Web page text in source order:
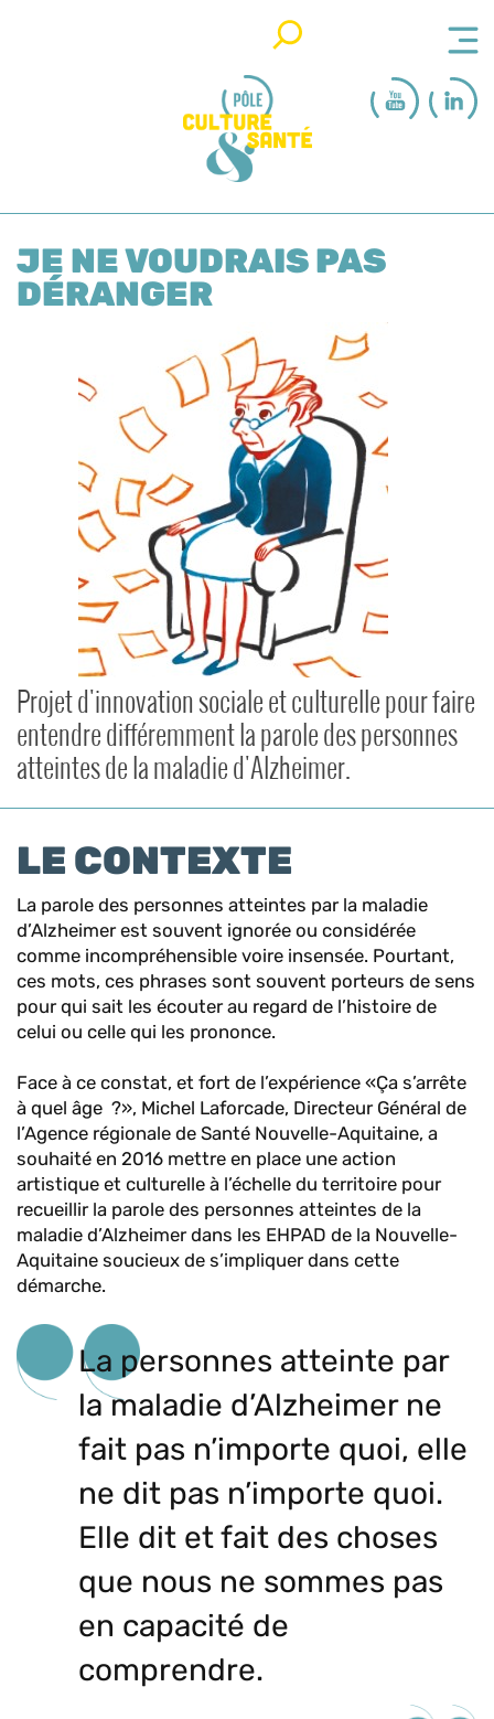
JE NE VOUDRAIS PAS
DÉRANGER
Projet d'innovation sociale et culturelle pour faire
entendre différemment la parole des personnes
atteintes de la maladie d'Alzheimer.
LE CONTEXTE
La parole des personnes atteintes par la maladie
d’Alzheimer est souvent ignorée ou considérée
comme incompréhensible voire insensée. Pourtant,
ces mots, ces phrases sont souvent porteurs de sens
pour qui sait les écouter au regard de l’histoire de
celui ou celle qui les prononce.
Face à ce constat, et fort de l’expérience «Ça s’arrête
à quel âge ?», Michel Laforcade, Directeur Général de
l’Agence régionale de Santé Nouvelle-Aquitaine, a
souhaité en 2016 mettre en place une action
artistique et culturelle à l’échelle du territoire pour
recueillir la parole des personnes atteintes de la
maladie d’Alzheimer dans les EHPAD de la Nouvelle-
Aquitaine soucieux de s’impliquer dans cette
démarche.
La personnes atteinte par
la maladie d’Alzheimer ne
fait pas n’importe quoi, elle
ne dit pas n’importe quoi.
Elle dit et fait des choses
que nous ne sommes pas
en capacité de
comprendre.